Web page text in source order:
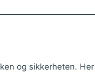
og sikkerheten. Her